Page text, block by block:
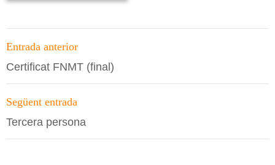
Navegació
per
les
entrades
Entrada anterior
Certificat FNMT (final)
Següent entrada
Tercera persona